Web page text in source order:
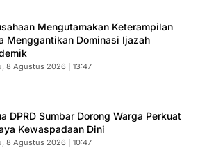
Mengutamakan Keterampilan
Menggantikan Dominasi Ijazah
8 Agustus 2026 | 13:47
DPRD Sumbar Dorong Warga Perkuat
Kewaspadaan Dini
8 Agustus 2026 | 10:47